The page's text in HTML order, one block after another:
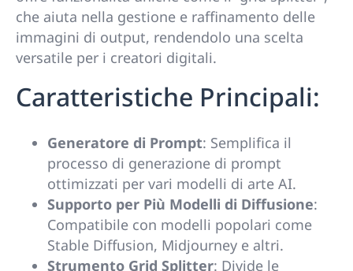
che aiuta nella gestione e raffinamento delle
immagini di output, rendendolo una scelta
versatile per i creatori digitali.
Caratteristiche Principali:
Generatore di Prompt: Semplifica il
processo di generazione di prompt
ottimizzati per vari modelli di arte AI.
Supporto per Più Modelli di Diffusione:
Compatibile con modelli popolari come
Stable Diffusion, Midjourney e altri.
Strumento Grid Splitter: Divide le